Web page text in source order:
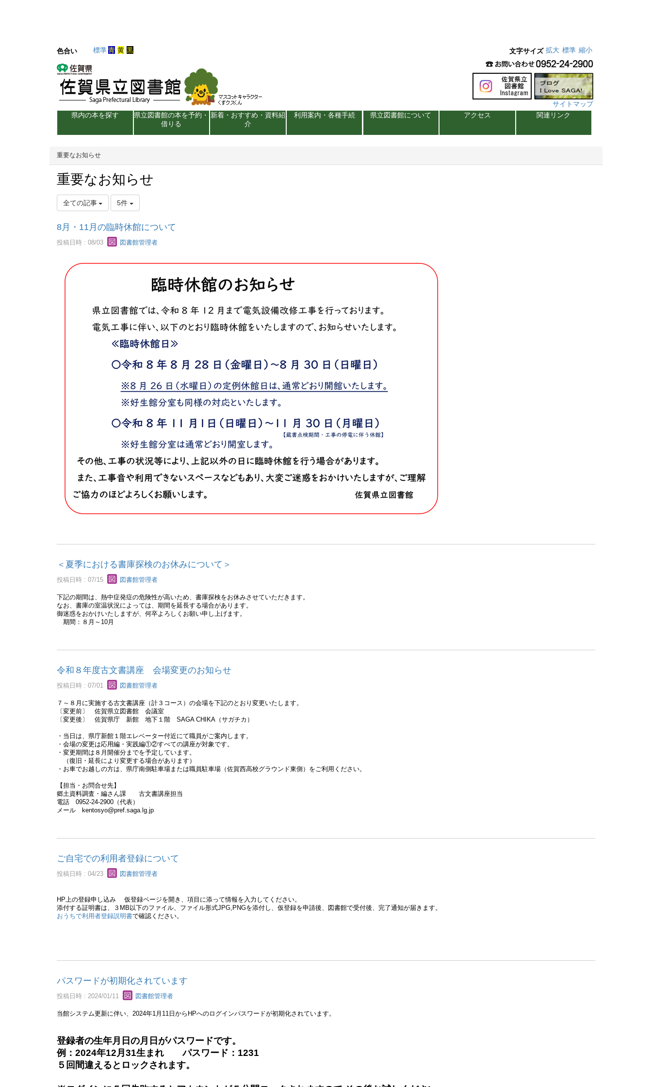
色合い 標準青 黄 黒 文字サイズ 拡大 標準 縮小
サイトマップ
県内の本を探す
県立図書館の本を予約・
借りる
新着・おすすめ・資料紹
介
利用案内・各種手続 県立図書館について アクセス 関連リンク
重要なお知らせ
重要なお知らせ
全ての記事 5件
8月・11月の臨時休館について
投稿日時 : 08/03 図書館管理者
＜夏季における書庫探検のお休みについて＞
投稿日時 : 07/15 図書館管理者
下記の期間は、熱中症発症の危険性が高いため、書庫探検をお休みさせていただきます。
なお、書庫の室温状況によっては、期間を延長する場合があります。
御迷惑をおかけいたしますが、何卒よろしくお願い申し上げます。
期間：８月～10月
令和８年度古文書講座 会場変更のお知らせ
投稿日時 : 07/01 図書館管理者
７～８月に実施する古文書講座（計３コース）の会場を下記のとおり変更いたします。
〔変更前〕 佐賀県立図書館 会議室
〔変更後〕 佐賀県庁 新館 地下１階 SAGA CHIKA（サガチカ）
・当日は、県庁新館１階エレベーター付近にて職員がご案内します。
・会場の変更は応用編・実践編①②すべての講座が対象です。
・変更期間は８月開催分までを予定しています。
（復旧・延長により変更する場合があります）
・お車でお越しの方は、県庁南側駐車場または職員駐車場（佐賀西高校グラウンド東側）をご利用ください。
【担当・お問合せ先】
郷土資料調査・編さん課 古文書講座担当
電話 0952-24-2900（代表）
メール kentosyo@pref.saga.lg.jp
ご自宅での利用者登録について
投稿日時 : 04/23 図書館管理者
HP上の登録申し込み 仮登録ページを開き、項目に添って情報を入力してください。
添付する証明書は、３MB以下のファイル、ファイル形式JPG,PNGを添付し、仮登録を申請後、図書館で受付後、完了通知が届きます。
おうちで利用者登録説明書で確認ください。
パスワードが初期化されています
投稿日時 : 2024/01/11 図書館管理者
当館システム更新に伴い、2024年1月11日からHPへのログインパスワードが初期化されています。
登録者の生年月日の月日がパスワードです。
例：2024年12月31生まれ パスワード：1231
５回間違えるとロックされます。